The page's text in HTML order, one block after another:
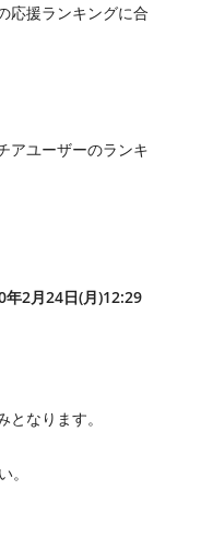
応援ランキングに合
アユーザーのランキ
2月24日(月)12:29
となります。
。